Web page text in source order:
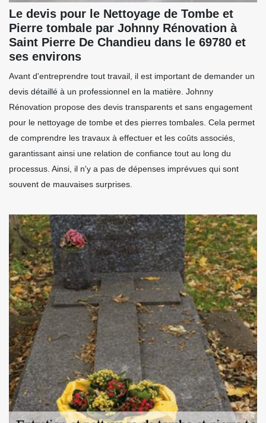
Le devis pour le Nettoyage de Tombe et
Pierre tombale par Johnny Rénovation à
Saint Pierre De Chandieu dans le 69780 et
ses environs
Avant d'entreprendre tout travail, il est important de demander un
devis détaillé à un professionnel en la matière. Johnny
Rénovation propose des devis transparents et sans engagement
pour le nettoyage de tombe et des pierres tombales. Cela permet
de comprendre les travaux à effectuer et les coûts associés,
garantissant ainsi une relation de confiance tout au long du
processus. Ainsi, il n'y a pas de dépenses imprévues qui sont
souvent de mauvaises surprises.